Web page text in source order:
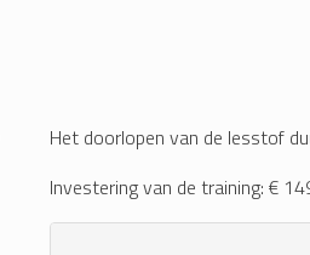
Het doorlopen van de lesstof
Investering van de training: €